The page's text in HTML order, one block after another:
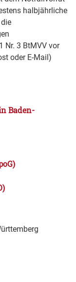
halbjährliche
Nr. 3 BtMVV vor
oder E-Mail)
Baden-